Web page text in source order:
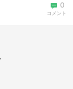
0
コメント